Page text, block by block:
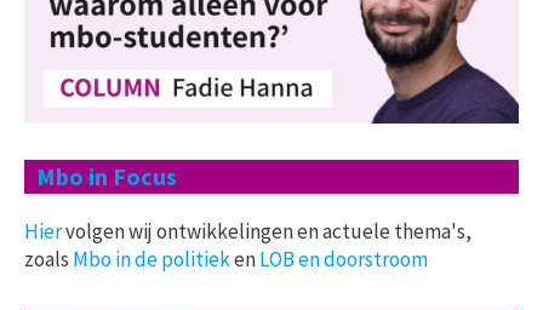
Mbo in Focus
Hiervolgen wij ontwikkelingen en actuele thema's,
zoals Mbo in de politiekenLOB en doorstroom